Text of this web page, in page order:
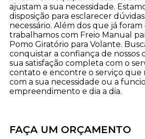
ajustam a sua necessidade.
disposição para esclarecer
necessário. Além dos que já
trabalhamos com Freio Manual
Pomo Giratório para Volante.
conquistar a confiança de nossos
sua satisfação completa com o
contato e encontre o serviço que
com a sua necessidade ou a
empreendimento e dia a dia.
FAÇA UM ORÇAMENTO